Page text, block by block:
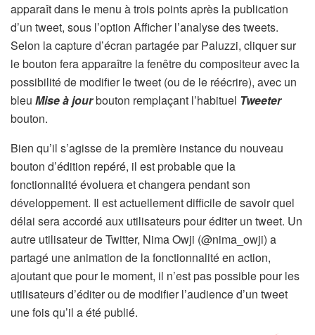
apparaît dans le menu à trois points après la publication
d’un tweet, sous l’option Afficher l’analyse des tweets.
Selon la capture d’écran partagée par Paluzzi, cliquer sur
le bouton fera apparaître la fenêtre du compositeur avec la
possibilité de modifier le tweet (ou de le réécrire), avec un
bleu Mise à jourbouton remplaçant l’habituel Tweeter
bouton.
Bien qu’il s’agisse de la première instance du nouveau
bouton d’édition repéré, il est probable que la
fonctionnalité évoluera et changera pendant son
développement. Il est actuellement difficile de savoir quel
délai sera accordé aux utilisateurs pour éditer un tweet. Un
autre utilisateur de Twitter, Nima Owji (@nima_owji) a
partagé une animation de la fonctionnalité en action,
ajoutant que pour le moment, il n’est pas possible pour les
utilisateurs d’éditer ou de modifier l’audience d’un tweet
une fois qu’il a été publié.